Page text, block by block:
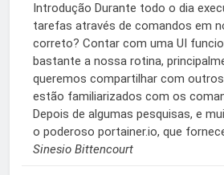
Introdução Durante todo o dia
tarefas através de comandos em
correto? Contar com uma UI
bastante a nossa rotina,
queremos compartilhar com
estão familiarizados com os
Depois de algumas pesquisas, e
o poderoso portainer.io, que
Sinesio Bittencourt